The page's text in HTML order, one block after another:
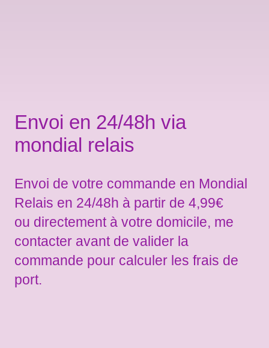
Envoi en 24/48h via
mondial relais
Envoi de votre commande en Mondial
Relais en 24/48h à partir de 4,99€
ou directement à votre domicile, me
contacter avant de valider la
commande pour calculer les frais de
port.